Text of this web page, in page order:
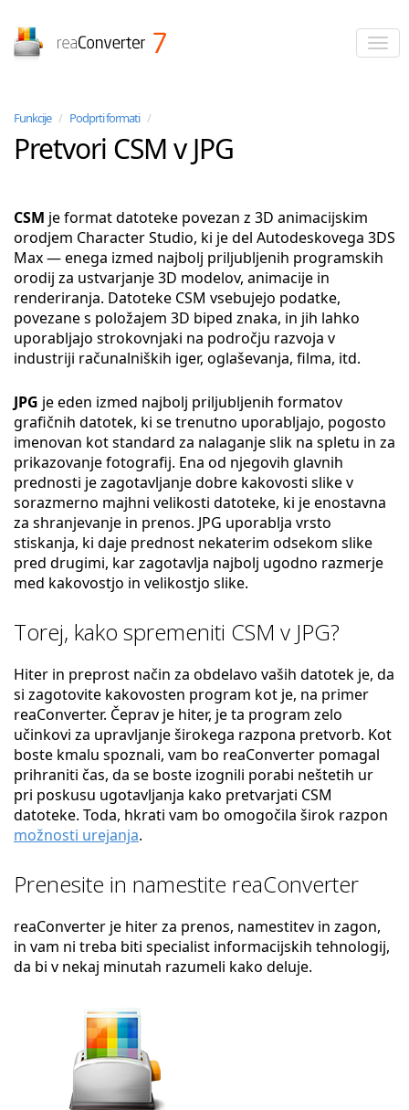
Funkcije / Podprti formati /
Pretvori CSM v JPG
CSM je format datoteke povezan z 3D animacijskim
orodjem Character Studio, ki je del Autodeskovega 3DS
Max — enega izmed najbolj priljubljenih programskih
orodij za ustvarjanje 3D modelov, animacije in
renderiranja. Datoteke CSM vsebujejo podatke,
povezane s položajem 3D biped znaka, in jih lahko
uporabljajo strokovnjaki na področju razvoja v
industriji računalniških iger, oglaševanja, filma, itd.
JPG je eden izmed najbolj priljubljenih formatov
grafičnih datotek, ki se trenutno uporabljajo, pogosto
imenovan kot standard za nalaganje slik na spletu in za
prikazovanje fotografij. Ena od njegovih glavnih
prednosti je zagotavljanje dobre kakovosti slike v
sorazmerno majhni velikosti datoteke, ki je enostavna
za shranjevanje in prenos. JPG uporablja vrsto
stiskanja, ki daje prednost nekaterim odsekom slike
pred drugimi, kar zagotavlja najbolj ugodno razmerje
med kakovostjo in velikostjo slike.
Torej, kako spremeniti CSM v JPG?
Hiter in preprost način za obdelavo vaših datotek je, da
si zagotovite kakovosten program kot je, na primer
reaConverter. Čeprav je hiter, je ta program zelo
učinkovi za upravljanje širokega razpona pretvorb. Kot
boste kmalu spoznali, vam bo reaConverter pomagal
prihraniti čas, da se boste izognili porabi neštetih ur
pri poskusu ugotavljanja kako pretvarjati CSM
datoteke. Toda, hkrati vam bo omogočila širok razpon
možnosti urejanja.
Prenesite in namestite reaConverter
reaConverter je hiter za prenos, namestitev in zagon,
in vam ni treba biti specialist informacijskih tehnologij,
da bi v nekaj minutah razumeli kako deluje.